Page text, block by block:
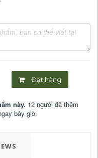
Đặt hàng
này. 12 người đã thêm
bây giờ.